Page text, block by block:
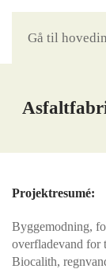
Gå til
Projektresumé:
Byggemodning,
overfladevand for
Biocalith,